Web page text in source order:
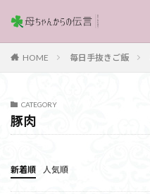
HOME 毎日手抜きご飯
CATEGORY
豚肉
新着順 人気順